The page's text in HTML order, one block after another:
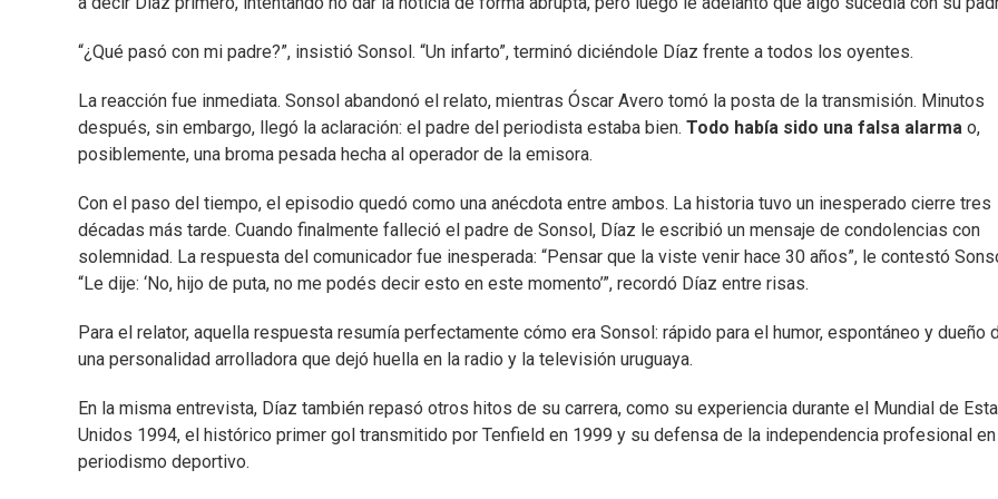
“¿Qué pasó con mi padre?”, insistió Sonsol. “Un infarto”, terminó diciéndole Díaz frente a todos los oyentes.
La reacción fue inmediata. Sonsol abandonó el relato, mientras Óscar Avero tomó la posta de la transmisión. Minutos
después, sin embargo, llegó la aclaración: el padre del periodista estaba bien. Todo había sido una falsa alarma o,
posiblemente, una broma pesada hecha al operador de la emisora.
Con el paso del tiempo, el episodio quedó como una anécdota entre ambos. La historia tuvo un inesperado cierre tres
décadas más tarde. Cuando finalmente falleció el padre de Sonsol, Díaz le escribió un mensaje de condolencias con
solemnidad. La respuesta del comunicador fue inesperada: “Pensar que la viste venir hace 30 años”, le contestó
“Le dije: ‘No, hijo de puta, no me podés decir esto en este momento’”, recordó Díaz entre risas.
Para el relator, aquella respuesta resumía perfectamente cómo era Sonsol: rápido para el humor, espontáneo y dueño
una personalidad arrolladora que dejó huella en la radio y la televisión uruguaya.
En la misma entrevista, Díaz también repasó otros hitos de su carrera, como su experiencia durante el Mundial de
Unidos 1994, el histórico primer gol transmitido por Tenfield en 1999 y su defensa de la independencia profesional en
periodismo deportivo.